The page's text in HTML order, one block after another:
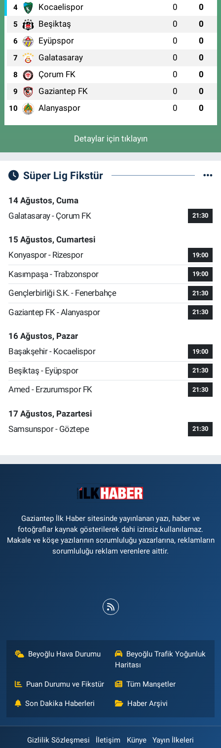
4 Kocaelispor 0 0
5 Beşiktaş 0 0
6 Eyüpspor 0 0
7 Galatasaray 0 0
8 Çorum FK 0 0
9 Gaziantep FK 0 0
10 Alanyaspor 0 0
Detaylar için tıklayın
Süper Lig Fikstür
14 Ağustos, Cuma
Galatasaray - Çorum FK
21:30
15 Ağustos, Cumartesi
Konyaspor - Rizespor
19:00
Kasımpaşa - Trabzonspor 19:00
Gençlerbirliği S.K. - Fenerbahçe 21:30
Gaziantep FK - Alanyaspor 21:30
16 Ağustos, Pazar
Başakşehir - Kocaelispor
19:00
Beşiktaş - Eyüpspor 21:30
Amed - Erzurumspor FK 21:30
17 Ağustos, Pazartesi
Samsunspor - Göztepe
21:30
Gaziantep İlk Haber sitesinde yayınlanan yazı, haber ve
fotoğraflar kaynak gösterilerek dahi izinsiz kullanılamaz.
Makale ve köşe yazılarının sorumluluğu yazarlarına, reklamların
sorumluluğu reklam verenlere aittir.
Beyoğlu Hava Durumu
Beyoğlu Trafik Yoğunluk
Haritası
Puan Durumu ve Fikstür Tüm Manşetler
Son Dakika Haberleri Haber Arşivi
Gizlilik Sözleşmesi İletişim Künye Yayın İlkeleri